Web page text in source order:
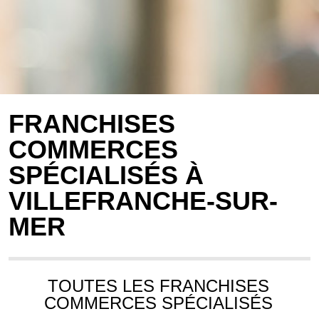
FRANCHISES
COMMERCES
SPÉCIALISÉS À
VILLEFRANCHE-SUR-
MER
TOUTES LES FRANCHISES
COMMERCES SPÉCIALISÉS